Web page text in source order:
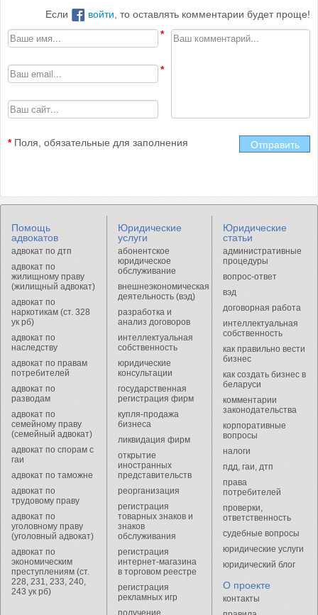
Если войти , то оставлять комментарии будет проще!
*Поля, обязательные для заполнения Отправить
Помощь
адвокатов
адвокат по дтп
адвокат по
жилищному праву
(жилищный адвокат)
адвокат по
наркотикам (ст. 328
ук рб)
адвокат по
наследству
адвокат по правам
потребителей
адвокат по
разводам
адвокат по
семейному праву
(семейный адвокат)
адвокат по спорам с
гаи
адвокат по таможне
адвокат по
трудовому праву
адвокат по
уголовному праву
(уголовный адвокат)
адвокат по
экономическим
преступлениям (ст.
228, 231, 233, 240,
243 ук рб)
Юридические
услуги
абонентское
юридическое
обслуживание
внешнеэкономическая
деятельность (вэд)
разработка и
анализ договоров
интеллектуальная
собственность
юридические
консультации
государственная
регистрация фирм
купля-продажа
бизнеса
ликвидация фирм
открытие
иностранных
представительств
реорганизация
регистрация
товарных знаков и
знаков
обслуживания
регистрация
интернет-магазина
в торговом реестре
регистрация
рекламных игр
получение
Юридические
статьи
административные
процедуры
вопрос-ответ
вэд
договорная работа
интеллектуальная
собственность
как правильно вести
бизнес
как создать бизнес в
беларуси
комментарии
законодательства
корпоративные
вопросы
налоги
пдд, гаи, дтп
права
потребителей
проверки,
ответственность
судебные вопросы
юридические услуги
юридический блог
О проекте
контакты